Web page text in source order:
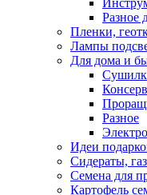
Разное
Пленки,
Лампы
Для дома и
Разное
Идеи
Сидераты,
Семена для
Картофель